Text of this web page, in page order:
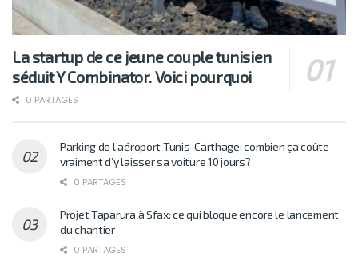
La startup de ce jeune couple tunisien
séduit Y Combinator. Voici pourquoi
0 PARTAGES
Parking de l’aéroport Tunis-Carthage: combien ça coûte
vraiment d’y laisser sa voiture 10 jours?
0 PARTAGES
Projet Taparura à Sfax: ce qui bloque encore le lancement
du chantier
0 PARTAGES